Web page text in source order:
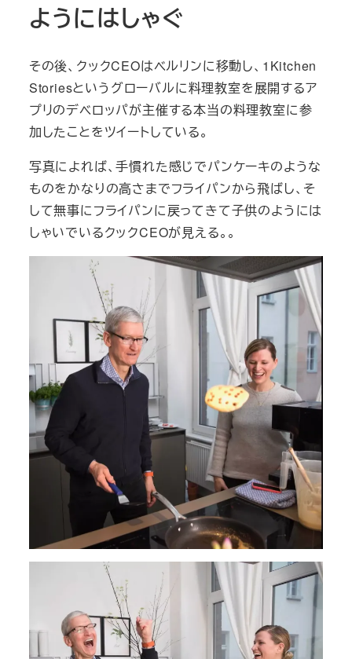
ようにはしゃぐ
その後、クックCEOはベルリンに移動し、1Kitchen
Storiesというグローバルに料理教室を展開するア
プリのデベロッパが主催する本当の料理教室に参
加したことをツイートしている。
写真によれば、手慣れた感じでパンケーキのような
ものをかなりの高さまでフライパンから飛ばし、そ
して無事にフライパンに戻ってきて子供のようには
しゃいでいるクックCEOが見える。。